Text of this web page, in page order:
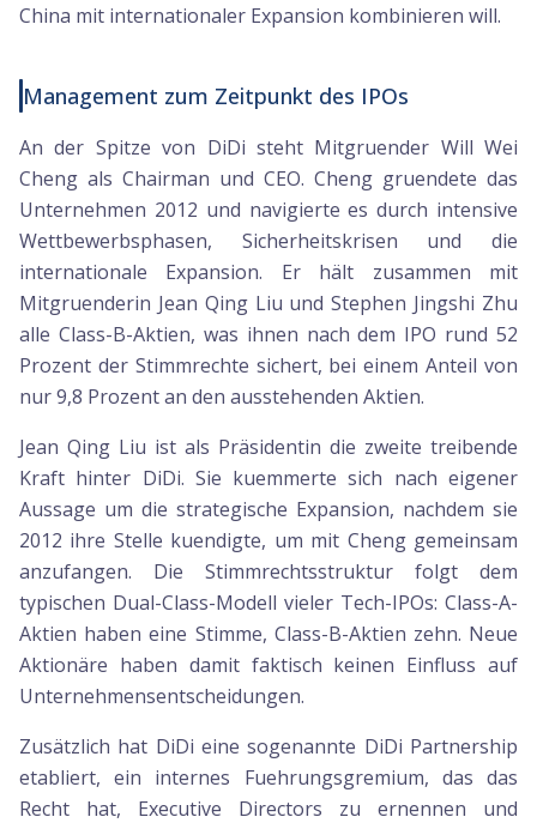
China mit internationaler Expansion kombinieren will.
Management zum Zeitpunkt des IPOs
An der Spitze von DiDi steht Mitgruender Will Wei
Cheng als Chairman und CEO. Cheng gruendete das
Unternehmen 2012 und navigierte es durch intensive
Wettbewerbsphasen, Sicherheitskrisen und die
internationale Expansion. Er hält zusammen mit
Mitgruenderin Jean Qing Liu und Stephen Jingshi Zhu
alle Class-B-Aktien, was ihnen nach dem IPO rund 52
Prozent der Stimmrechte sichert, bei einem Anteil von
nur 9,8 Prozent an den ausstehenden Aktien.
Jean Qing Liu ist als Präsidentin die zweite treibende
Kraft hinter DiDi. Sie kuemmerte sich nach eigener
Aussage um die strategische Expansion, nachdem sie
2012 ihre Stelle kuendigte, um mit Cheng gemeinsam
anzufangen. Die Stimmrechtsstruktur folgt dem
typischen Dual-Class-Modell vieler Tech-IPOs: Class-A-
Aktien haben eine Stimme, Class-B-Aktien zehn. Neue
Aktionäre haben damit faktisch keinen Einfluss auf
Unternehmensentscheidungen.
Zusätzlich hat DiDi eine sogenannte DiDi Partnership
etabliert, ein internes Fuehrungsgremium, das das
Recht hat, Executive Directors zu ernennen und